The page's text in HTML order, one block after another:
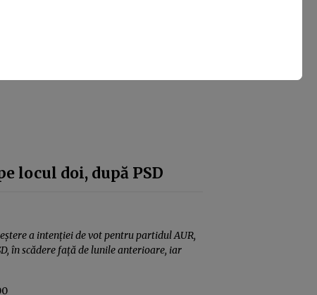
locul doi, după PSD
a intenției de vot pentru partidul AUR,
în scădere față de lunile anterioare, iar